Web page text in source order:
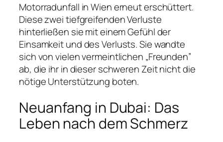
Motorradunfall in Wien erneut erschüttert.
Diese zwei tiefgreifenden Verluste
hinterließen sie mit einem Gefühl der
Einsamkeit und des Verlusts. Sie wandte
sich von vielen vermeintlichen „Freunden”
ab, die ihr in dieser schweren Zeit nicht die
nötige Unterstützung boten.
Neuanfang in Dubai: Das
Leben nach dem Schmerz